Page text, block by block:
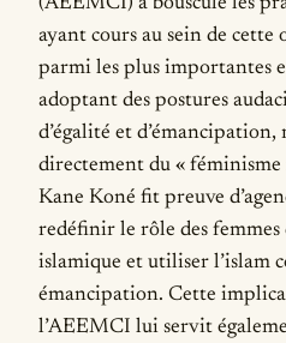
ayant cours au sein de
parmi les plus importantes
adoptant des postures
d’égalité et d’émancipation,
directement du «
Kane Koné fit preuve
redéfinir le rôle des
islamique et utiliser l’islam
émancipation. Cette
l’AEEMCI lui servit